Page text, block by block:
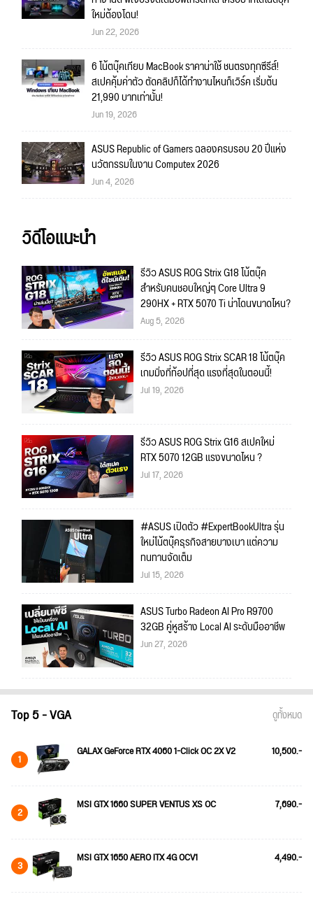
ใหม่ต้องโดน!
Jun 22, 2026
6 โน้ตบุ๊คเทียบ MacBook ราคาน่าใช้ ชนตรงทุกซีรีส์!
สเปคคุ้มค่าตัว ตัดคลิปก็ได้ทำงานไหนก็เวิร์ค เริ่มต้น
21,990 บาทเท่านั้น!
Jun 19, 2026
ASUS Republic of Gamers ฉลองครบรอบ 20 ปีแห่ง
นวัตกรรมในงาน Computex 2026
Jun 4, 2026
วิดีโอแนะนำ
รีวิว ASUS ROG Strix G18 โน้ตบุ๊ค
สำหรับคนชอบใหญ่ๆ Core Ultra 9
290HX + RTX 5070 Ti น่าโดนขนาดไหน?
Aug 5, 2026
รีวิว ASUS ROG Strix SCAR 18 โน้ตบุ๊ค
เกมมิ่งที่ท้อปที่สุด แรงที่สุดในตอนนี้!
Jul 19, 2026
รีวิว ASUS ROG Strix G16 สเปคใหม่
RTX 5070 12GB แรงขนาดไหน ?
Jul 17, 2026
#ASUS เปิดตัว #ExpertBookUltra รุ่น
ใหม่โน้ตบุ๊คธุรกิจสายบางเบา แต่ความ
ทนทานจัดเต็ม
Jul 15, 2026
ASUS Turbo Radeon AI Pro R9700
32GB คู่หูสร้าง Local AI ระดับมืออาชีพ
Jun 27, 2026
Top 5 - VGA ดูทั้งหมด
1 GALAX GeForce RTX 4060 1-Click OC 2X V2 10,500.-
2 MSI GTX 1660 SUPER VENTUS XS OC 7,690.-
3 MSI GTX 1650 AERO ITX 4G OCV1 4,490.-